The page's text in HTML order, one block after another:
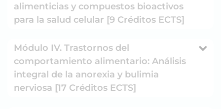
alimenticias y compuestos bioactivos
para la salud celular [9 Créditos ECTS]
Módulo IV. Trastornos del
comportamiento alimentario: Análisis
integral de la anorexia y bulimia
nerviosa [17 Créditos ECTS]